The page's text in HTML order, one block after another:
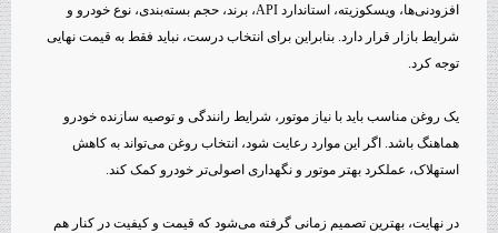
افزودنی‌ها، ویسکوزیته، استاندارد API، برند، حجم بسته‌بندی، نوع خودرو و
شرایط بازار قرار دارد. بنابراین برای انتخاب درست، نباید فقط به قیمت نهایی
توجه کرد.
یک روغن مناسب باید با نیاز موتور، شرایط رانندگی و توصیه سازنده خودرو
هماهنگ باشد. اگر این موارد رعایت شود، انتخاب روغن می‌تواند به کاهش
استهلاک، عملکرد بهتر موتور و نگهداری اصولی‌تر خودرو کمک کند.
در نهایت، بهترین تصمیم زمانی گرفته می‌شود که قیمت و کیفیت در کنار هم